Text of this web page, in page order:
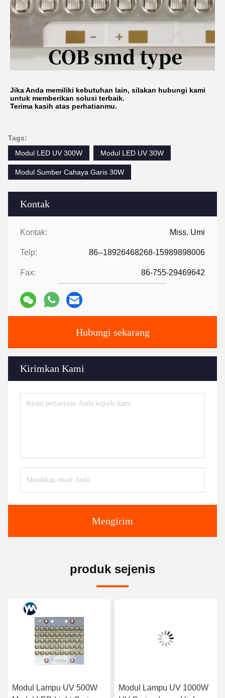
Kontak
Kontak: Miss. Umi
Telp: 86--18926468268-15989898006
Fax: 86-755-29469642
Hubungi sekarang
Kirimkan Kami
Mengirim
Jika Anda memiliki kebutuhan lain, silakan hubungi kami
untuk memberikan solusi terbaik.
Terima kasih atas perhatianmu.
Tags:
Modul LED UV 300W
Modul LED UV 30W
Modul Sumber Cahaya Garis 30W
produk sejenis
Modul Lampu UV 500W
Modul Lampu UV 1000W